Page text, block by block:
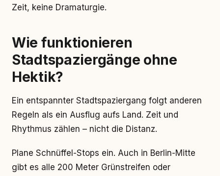
Zeit, keine Dramaturgie.
Wie funktionieren
Stadtspaziergänge ohne
Hektik?
Ein entspannter Stadtspaziergang folgt anderen
Regeln als ein Ausflug aufs Land. Zeit und
Rhythmus zählen – nicht die Distanz.
Plane Schnüffel-Stops ein. Auch in Berlin-Mitte
gibt es alle 200 Meter Grünstreifen oder